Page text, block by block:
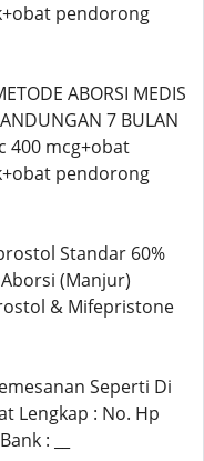
pendorong
ABORSI MEDIS
7 BULAN
400 mcg+obat
pendorong
Standar 60%
(Manjur)
& Mifepristone
Seperti Di
Lengkap : No. Hp
: __